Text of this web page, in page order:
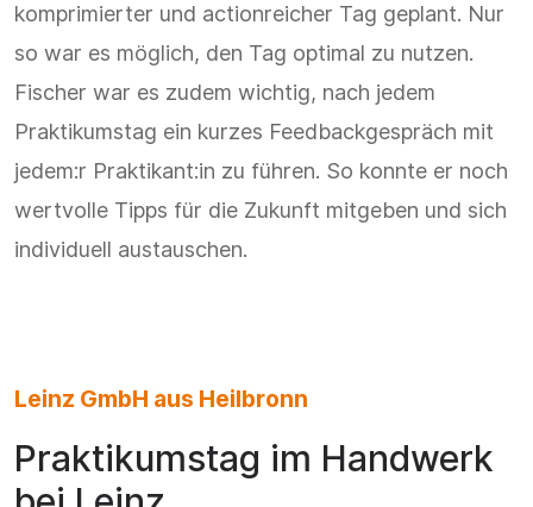
komprimierter und actionreicher Tag geplant. Nur
so war es möglich, den Tag optimal zu nutzen.
Fischer war es zudem wichtig, nach jedem
Praktikumstag ein kurzes Feedbackgespräch mit
jedem:r Praktikant:in zu führen. So konnte er noch
wertvolle Tipps für die Zukunft mitgeben und sich
individuell austauschen.
Leinz GmbH aus Heilbronn
Praktikumstag im Handwerk